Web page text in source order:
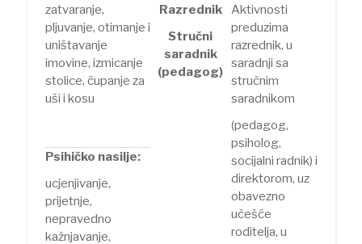
zatvaranje,
pljuvanje, otimanje i
uništavanje
imovine, izmicanje
stolice, čupanje za
uši i kosu
Razrednik
Stručni
saradnik
(pedagog)
Aktivnosti
preduzima
razrednik, u
saradnji sa
stručnim
saradnikom
(pedagog,
psiholog,
socijalni radnik) i
direktorom, uz
obavezno
učešće
roditelja, u
Psihičko nasilje:
ucjenjivanje,
prijetnje,
nepravedno
kažnjavanje,